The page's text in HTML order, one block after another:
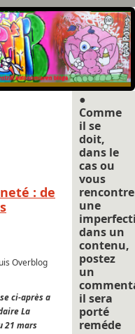
: de
Overblog
ci-après a
La
21 mars
●
Comme
il se
doit,
dans le
cas ou
vous
une
dans un
contenu,
postez
un
il sera
porté
reméde